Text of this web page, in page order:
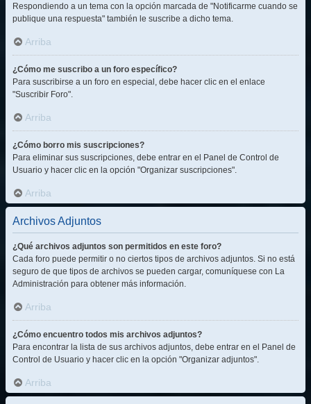
Respondiendo a un tema con la opción marcada de "Notificarme cuando se
publique una respuesta" también le suscribe a dicho tema.
Arriba
¿Cómo me suscribo a un foro específico?
Para suscribirse a un foro en especial, debe hacer clic en el enlace
"Suscribir Foro".
Arriba
¿Cómo borro mis suscripciones?
Para eliminar sus suscripciones, debe entrar en el Panel de Control de
Usuario y hacer clic en la opción "Organizar suscripciones".
Arriba
Archivos Adjuntos
¿Qué archivos adjuntos son permitidos en este foro?
Cada foro puede permitir o no ciertos tipos de archivos adjuntos. Si no está
seguro de que tipos de archivos se pueden cargar, comuníquese con La
Administración para obtener más información.
Arriba
¿Cómo encuentro todos mis archivos adjuntos?
Para encontrar la lista de sus archivos adjuntos, debe entrar en el Panel de
Control de Usuario y hacer clic en la opción "Organizar adjuntos".
Arriba